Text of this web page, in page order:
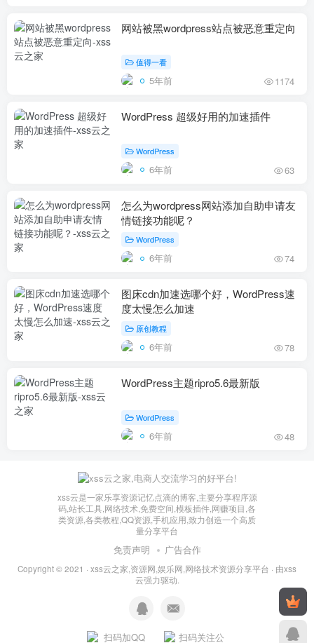
网站被黑wordpress站点被恶意重定向
值得一看
5年前 1174
WordPress 超级好用的加速插件
WordPress
6年前 63
怎么为wordpress网站添加自助申请友
情链接功能呢？
WordPress
6年前 74
图床cdn加速选哪个好，WordPress速
度太慢怎么加速
原创教程
6年前 78
WordPress主题ripro5.6最新版
WordPress
6年前 48
xss云是一家乐享资源记忆点滴的博客,主要分享程序源
码,站长工具,网络技术,免费空间,模板插件,网赚项目,各
类资源,各类教程,QQ资源,手机应用,致力创造一个高质
量分享平台
免责声明 广告合作
Copyright © 2021 · xss云之家,资源网,娱乐网,网络技术资源分享平台 · 由xss
云强力驱动.